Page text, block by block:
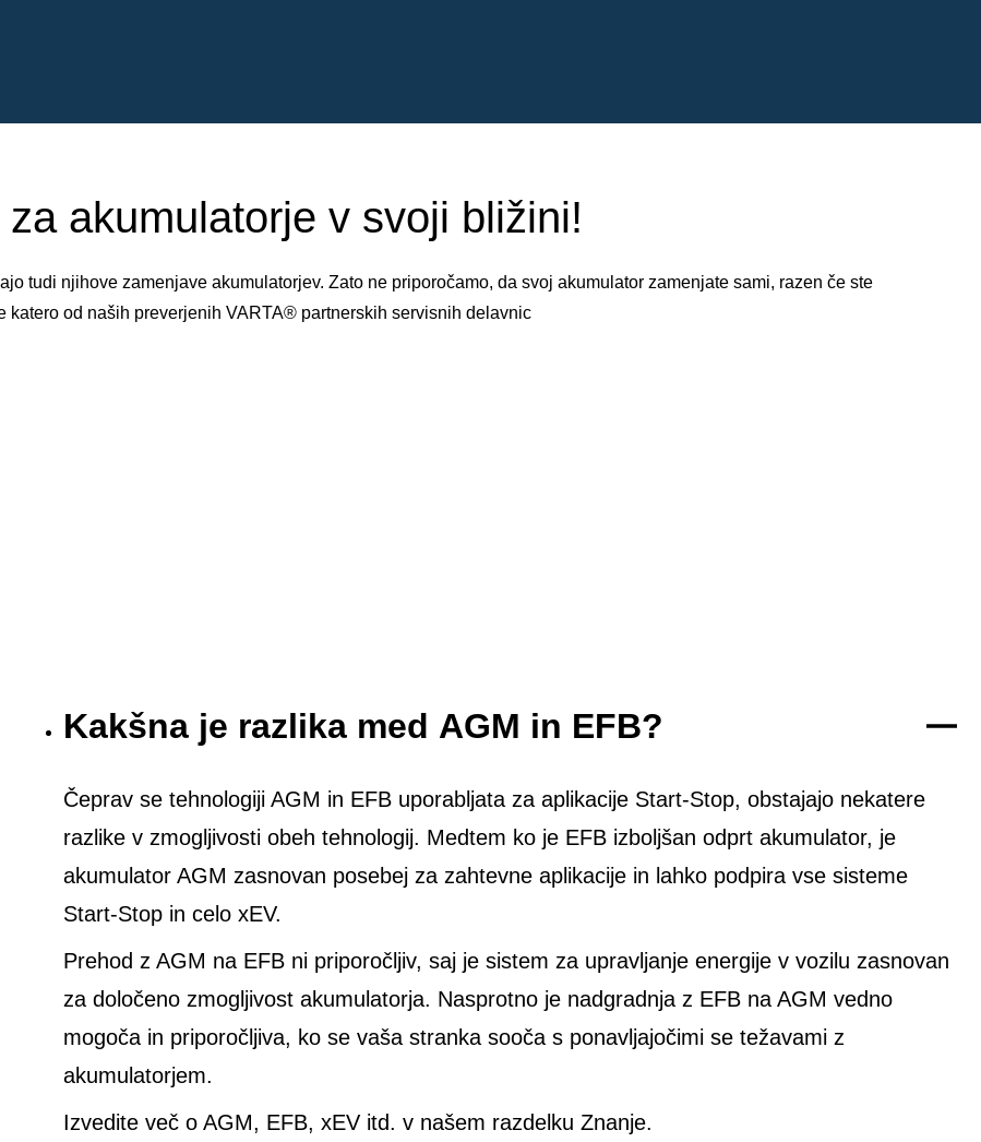
akumulatorje v svoji bližini!
tudi njihove zamenjave akumulatorjev. Zato ne priporočamo, da svoj akumulator zamenjate sami, razen če ste
katero od naših preverjenih VARTA® partnerskih servisnih delavnic
Kakšna je razlika med AGM in EFB?
Čeprav se tehnologiji AGM in EFB uporabljata za aplikacije Start-Stop, obstajajo nekatere
razlike v zmogljivosti obeh tehnologij. Medtem ko je EFB izboljšan odprt akumulator, je
akumulator AGM zasnovan posebej za zahtevne aplikacije in lahko podpira vse sisteme
Start-Stop in celo xEV.
Prehod z AGM na EFB ni priporočljiv, saj je sistem za upravljanje energije v vozilu zasnovan
za določeno zmogljivost akumulatorja. Nasprotno je nadgradnja z EFB na AGM vedno
mogoča in priporočljiva, ko se vaša stranka sooča s ponavljajočimi se težavami z
akumulatorjem.
Izvedite več o AGM, EFB, xEV itd. v našem razdelku Znanje.